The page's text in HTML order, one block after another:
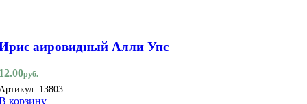
аировидный Алли Упс
руб.
13803
корзину